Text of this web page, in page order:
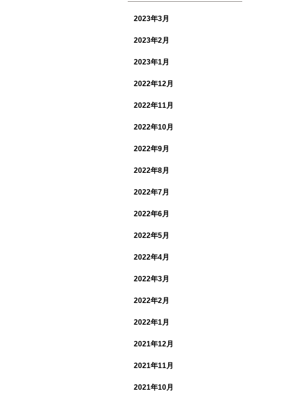
2023年3月
2023年2月
2023年1月
2022年12月
2022年11月
2022年10月
2022年9月
2022年8月
2022年7月
2022年6月
2022年5月
2022年4月
2022年3月
2022年2月
2022年1月
2021年12月
2021年11月
2021年10月